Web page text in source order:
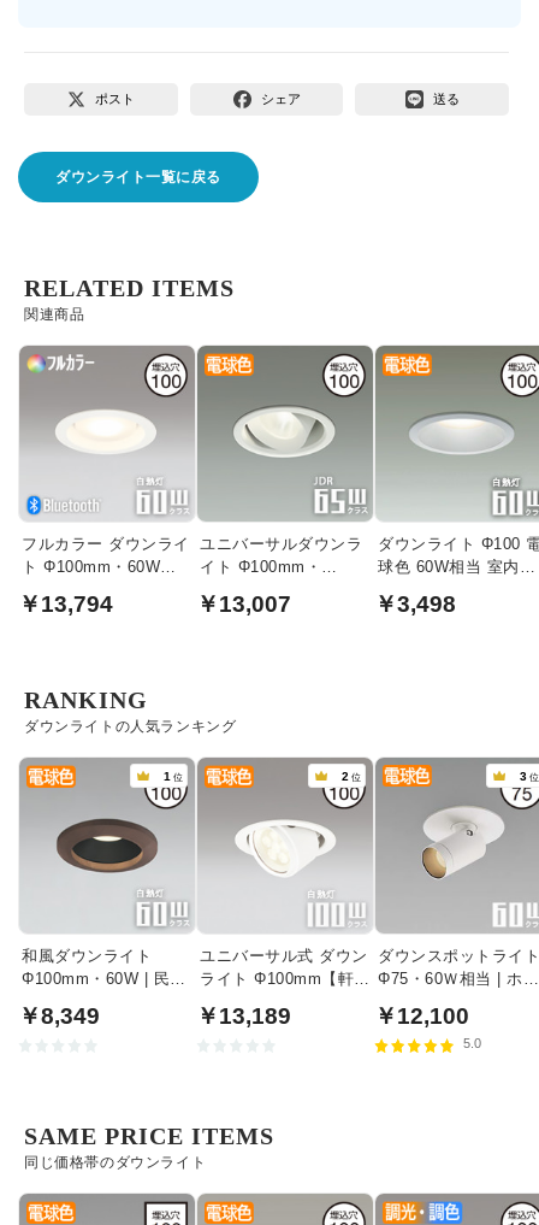
ポスト シェア 送る
ダウンライト一覧に戻る
関連商品
RELATED ITEMS
フルカラー ダウンライ
ト Φ100mm・60W
￥13,794
ユニバーサルダウンラ
イト Φ100mm・
￥13,007
ダウンライト Φ100
球色 60W相当 室内屋
￥3,498
ダウンライトの人気ランキング
RANKING
1 位
和風ダウンライト
Φ100mm・60W | 民芸
￥8,349
2 位
ユニバーサル式 ダウン
ライト Φ100mm【軒
￥13,189
3 位
ダウンスポットライ
Φ75・60Ｗ相当 | ホワ
￥12,100
5.0
同じ価格帯のダウンライト
SAME PRICE ITEMS